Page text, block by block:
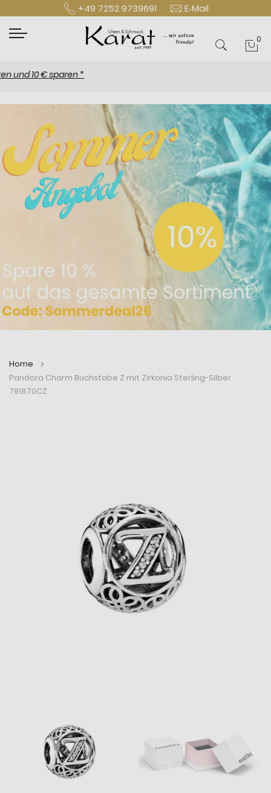
+49 7252 9739691 · E‑Mail
0
10 € sparen *
Home
Pandora Charm Buchstabe Z mit Zirkonia Sterling-Silber
791870CZ